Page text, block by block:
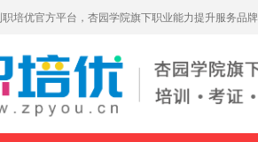
培优官方平台，杏园学院旗下职业能力提升服务品牌